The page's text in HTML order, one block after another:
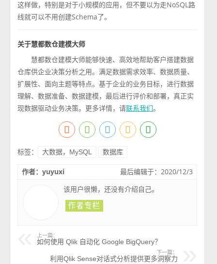
这样做，特别是对于小规模的应用，但不要以为走NoSQL路
线就可以不用创建Schema了。
关于慧都数仓建模大师
慧都数仓建模大师能够快速、高效地帮助客户搭建数据
仓库供企业决策分析之用。满足数据需求效率、数据质量、
扩展性、面向主题等特点。基于企业的业务目标，进行数据
理解、数据准备、数据建模，最后进行评价和部署，真正实
现数据驱动业务决策。更多详情，请联系我们。
标签： 大数据，MySQL 数据库
最后编辑于：2020/12/3
作者：yuyuxi
该用户很懒，还没有介绍自己。
上一篇：
如何使用 Qlik 自动化 Google BigQuery？
下一篇：
利用Qlik Sense对话式分析提供更多洞察力